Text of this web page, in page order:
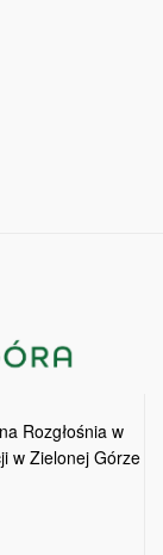
Rozgłośnia w
w Zielonej Górze